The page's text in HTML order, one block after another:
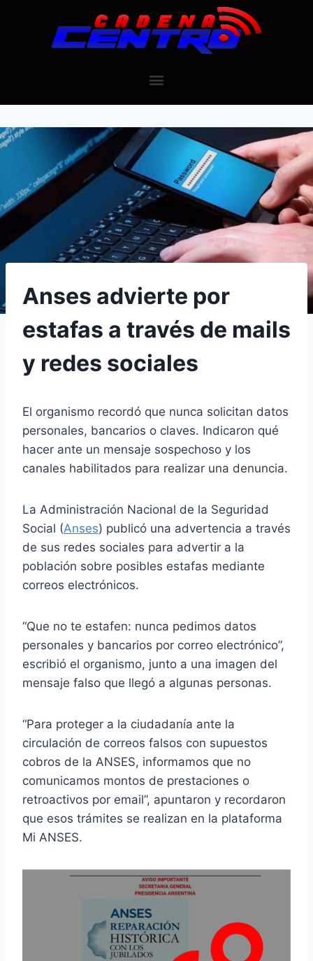
Anses advierte por
estafas a través de mails
y redes sociales
El organismo recordó que nunca solicitan datos
personales, bancarios o claves. Indicaron qué
hacer ante un mensaje sospechoso y los
canales habilitados para realizar una denuncia.
La Administración Nacional de la Seguridad
Social (Anses) publicó una advertencia a través
de sus redes sociales para advertir a la
población sobre posibles estafas mediante
correos electrónicos.
“Que no te estafen: nunca pedimos datos
personales y bancarios por correo electrónico”,
escribió el organismo, junto a una imagen del
mensaje falso que llegó a algunas personas.
“Para proteger a la ciudadanía ante la
circulación de correos falsos con supuestos
cobros de la ANSES, informamos que no
comunicamos montos de prestaciones o
retroactivos por email”, apuntaron y recordaron
que esos trámites se realizan en la plataforma
Mi ANSES.